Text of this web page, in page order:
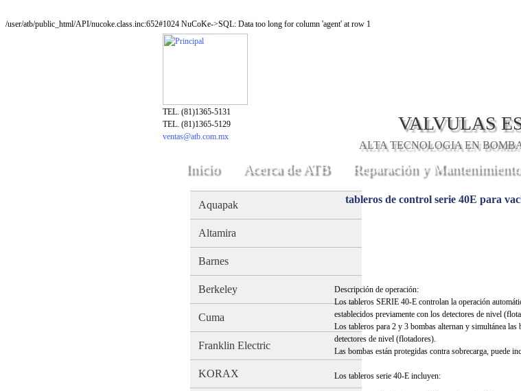
/user/atb/public_html/API/nucoke.class.inc:652#1024 NuCoKe->SQL: Data too long for column 'agent' at row 1
VALVULAS
TEL. (81)1365-5131
TEL. (81)1365-5129
ventas@atb.com.mx
ALTA TECNOLOGIA EN
Inicio Acerca de ATB Reparación y Mantenimiento
Aquapak
Altamira
Barnes
Berkeley
Cuma
Franklin Electric
KORAX
tableros de control serie 40E para
Descripción de operación:
Los tableros SERIE 40-E controlan la operación
establecidos previamente con los detectores de nivel
Los tableros para 2 y 3 bombas alternan y simultánea las
detectores de nivel (flotadores).
Las bombas están protegidas contra sobrecarga, puede
Los tableros serie 40-E incluyen: